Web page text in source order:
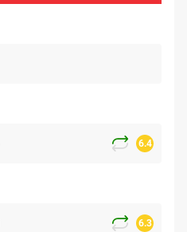
6.4
6.3